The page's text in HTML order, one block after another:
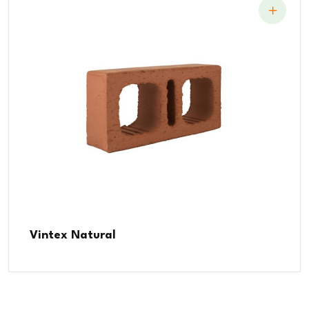
Vintex Natural